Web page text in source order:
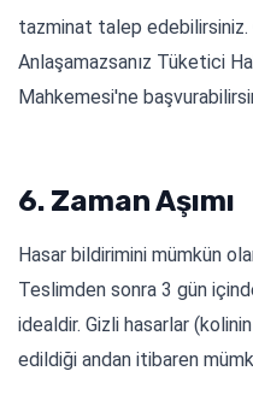
tazminat talep edebilirsiniz.
Anlaşamazsanız Tüketici
Mahkemesi'ne
6. Zaman Aşımı
Hasar bildirimini mümkün
Teslimden sonra 3 gün
idealdir. Gizli hasarlar
edildiği andan itibaren